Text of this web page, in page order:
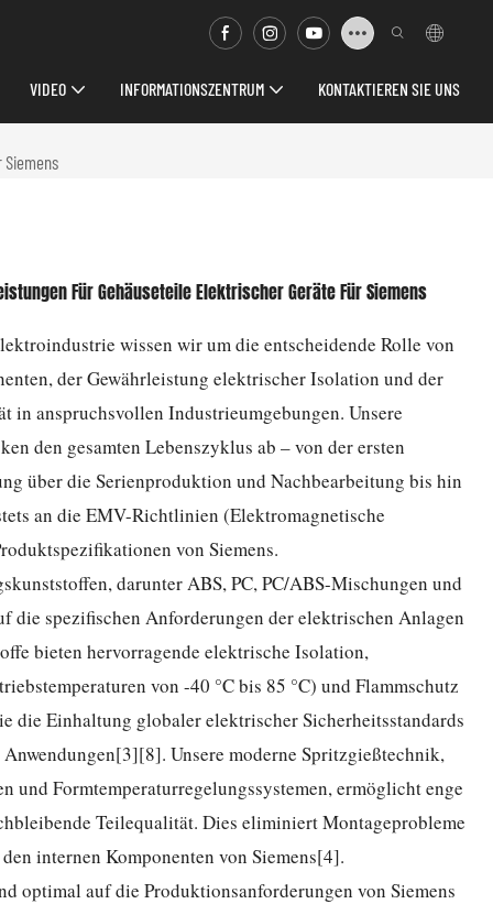
VIDEO INFORMATIONSZENTRUM KONTAKTIEREN SIE UNS
Für Gehäuseteile Elektrischer Geräte Für Siemens
wissen wir um die entscheidende Rolle von
der Gewährleistung elektrischer Isolation und der
anspruchsvollen Industrieumgebungen. Unsere
den gesamten Lebenszyklus ab – von der ersten
über die Serienproduktion und Nachbearbeitung bis hin
an die EMV-Richtlinien (Elektromagnetische
von Siemens.
darunter ABS, PC, PC/ABS-Mischungen und
die spezifischen Anforderungen der elektrischen Anlagen
bieten hervorragende elektrische Isolation,
von -40 °C bis 85 °C) und Flammschutz
die Einhaltung globaler elektrischer Sicherheitsstandards
Unsere moderne Spritzgießtechnik,
und Formtemperaturregelungssystemen, ermöglicht enge
Teilequalität. Dies eliminiert Montageprobleme
internen Komponenten von Siemens[4].
optimal auf die Produktionsanforderungen von Siemens